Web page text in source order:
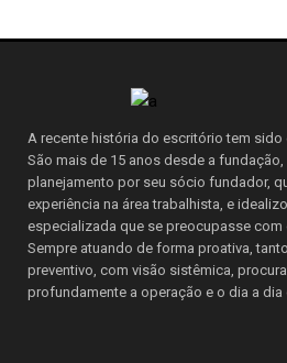
A recente história do escritório tem
São mais de 15 anos desde a
planejamento por seu sócio fundador,
experiência na área trabalhista, e
especializada que se preocupasse
Sempre atuando de forma proativa,
preventivo, com visão sistêmica,
profundamente a operação e o dia a